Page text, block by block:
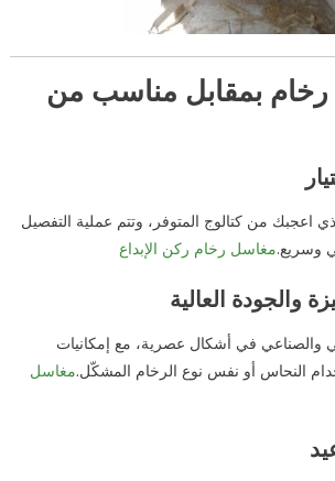
رخام بمقابل مناسب من
اعجبك من كتالوج المتوفر، وتتم عملية التفصيل
وسريع.مغاسل رخام ركن الإبداع
والجودة العالية
والصناعي في أشكال عصرية، مع إمكانيات
النحاس أو نفس نوع الرخام المشكّل.مغاسل